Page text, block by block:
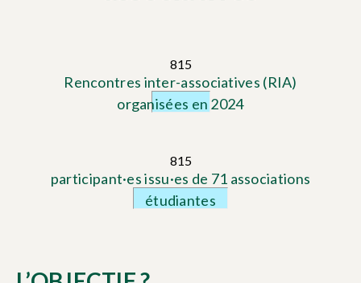
815
Rencontres inter-associatives (RIA)
organisées en 2024
815
participant·es issu·es de 71 associations
étudiantes